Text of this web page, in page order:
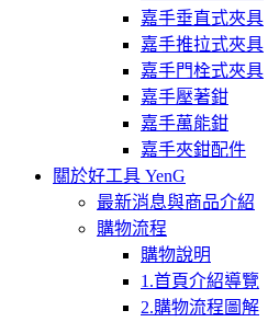
嘉手垂直式夾具
嘉手推拉式夾具
嘉手門栓式夾具
嘉手壓著鉗
嘉手萬能鉗
嘉手夾鉗配件
關於好工具 YenG
最新消息與商品介紹
購物流程
購物說明
1.首頁介紹導覽
2.購物流程圖解